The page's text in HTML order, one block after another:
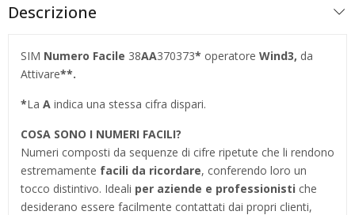
Descrizione
SIM Numero Facile 38AA370373* operatore Wind3, da
Attivare**.
*La A indica una stessa cifra dispari.
COSA SONO I NUMERI FACILI?
Numeri composti da sequenze di cifre ripetute che li rendono
estremamente facili da ricordare, conferendo loro un
tocco distintivo. Ideali per aziende e professionisti che
desiderano essere facilmente contattati dai propri clienti,